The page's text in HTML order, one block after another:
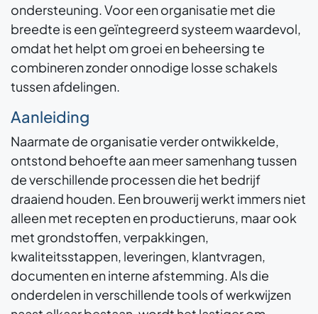
ondersteuning. Voor een organisatie met die
breedte is een geïntegreerd systeem waardevol,
omdat het helpt om groei en beheersing te
combineren zonder onnodige losse schakels
tussen afdelingen.
Aanleiding
Naarmate de organisatie verder ontwikkelde,
ontstond behoefte aan meer samenhang tussen
de verschillende processen die het bedrijf
draaiend houden. Een brouwerij werkt immers niet
alleen met recepten en productieruns, maar ook
met grondstoffen, verpakkingen,
kwaliteitsstappen, leveringen, klantvragen,
documenten en interne afstemming. Als die
onderdelen in verschillende tools of werkwijzen